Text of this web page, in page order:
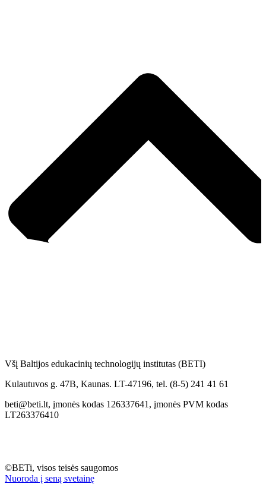
Všį Baltijos edukacinių technologijų institutas (BETI)
Kulautuvos g. 47B, Kaunas. LT-47196, tel. (8-5) 241 41 61
beti@beti.lt, įmonės kodas 126337641, įmonės PVM kodas
LT263376410
©BETi, visos teisės saugomos
Nuoroda į seną svetainę